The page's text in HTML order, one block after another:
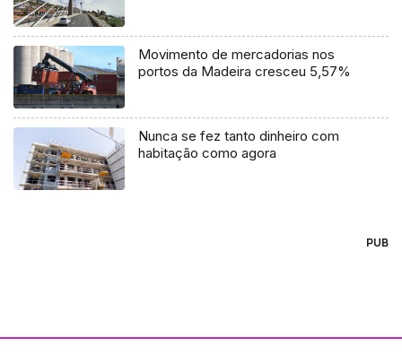
Movimento de mercadorias nos
portos da Madeira cresceu 5,57%
Nunca se fez tanto dinheiro com
habitação como agora
PUB